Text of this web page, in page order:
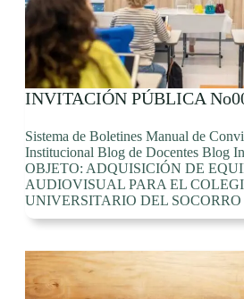
INVITACIÓN PÚBLICA
Sistema de Boletines Manual de
Institucional Blog de Docentes Blog
OBJETO: ADQUISICIÓN DE
AUDIOVISUAL PARA EL
UNIVERSITARIO DEL SOCORRO